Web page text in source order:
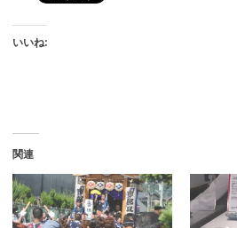
いいね:
関連